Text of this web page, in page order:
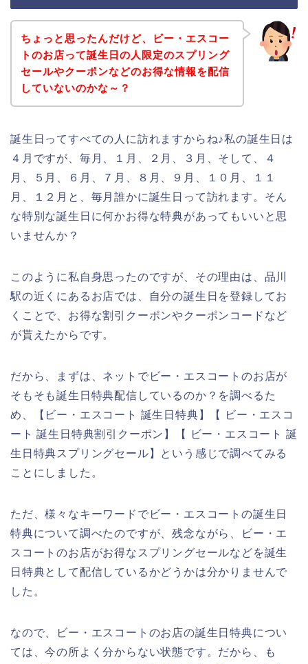
ちょっと思ったんだけど、ビー・エスコー
トのお店って誕生日の人限定のスプリング
セールやクーポンなどのお得な情報を配信
していないのかな～？
誕生日ってすべての人に訪れますからね♪私の誕生日は
４月ですが、毎月、１月、２月、３月、そして、４
月、５月、６月、７月、８月、９月、１０月、１１
月、１２月と、毎月誰かに誕生日って訪れます。そん
な特別な誕生日に何かお得な特典があってもいいと思
いませんか？
このように私自身思ったのですが、その理由は、品川
駅の近くにあるお店では、自分の誕生日を登録してお
くことで、お得な割引クーポンやクーポンコードなど
が貰えたからです。
だから、まずは、ネットでビー・エスコートのお店が
そもそも誕生日特典配信しているのか？を調べるた
め、【ビー・エスコート 誕生日特典】【 ビー・エスコ
ート 誕生日特典割引クーポン】【 ビー・エスコート 誕
生日特典スプリングセール】という感じで調べてみる
ことにしました。
ただ、様々なキーワードでビー・エスコートの誕生日
特典について調べたのですが、残念ながら、ビー・エ
スコートのお店がお得なスプリングセールなどを誕生
日特典として配信しているかどうかは分かりませんで
した。
なので、ビー・エスコートのお店の誕生日特典につい
ては、今の所よく分からない状態です。だから、も